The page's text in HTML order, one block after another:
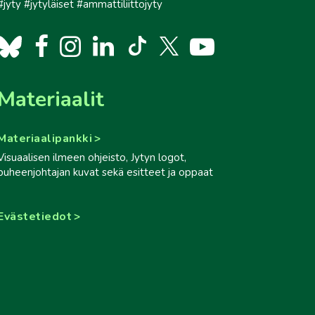
ilmeen ohjeisto, Jytyn logot,
kuvat sekä esitteet ja oppaat
#jytyläiset #ammattiliittojyty